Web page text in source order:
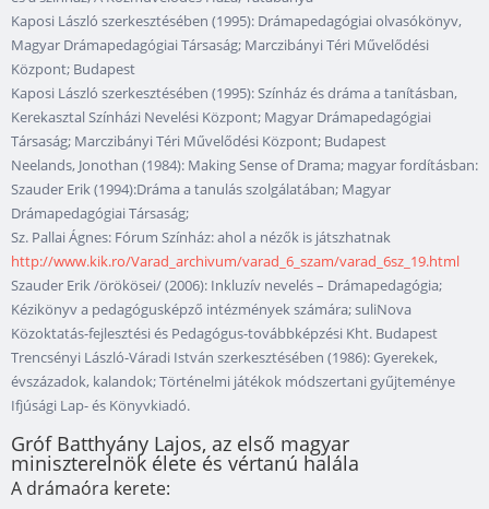
Kaposi László szerkesztésében (1995): Drámapedagógiai olvasókönyv,
Magyar Drámapedagógiai Társaság; Marczibányi Téri Művelődési
Központ; Budapest
Kaposi László szerkesztésében (1995): Színház és dráma a tanításban,
Kerekasztal Színházi Nevelési Központ; Magyar Drámapedagógiai
Társaság; Marczibányi Téri Művelődési Központ; Budapest
Neelands, Jonothan (1984): Making Sense of Drama; magyar fordításban:
Szauder Erik (1994):Dráma a tanulás szolgálatában; Magyar
Drámapedagógiai Társaság;
Sz. Pallai Ágnes: Fórum Színház: ahol a nézők is játszhatnak
http://www.kik.ro/Varad_archivum/varad_6_szam/varad_6sz_19.html
Szauder Erik /örökösei/ (2006): Inkluzív nevelés – Drámapedagógia;
Kézikönyv a pedagógusképző intézmények számára; suliNova
Közoktatás-fejlesztési és Pedagógus-továbbképzési Kht. Budapest
Trencsényi László-Váradi István szerkesztésében (1986): Gyerekek,
évszázadok, kalandok; Történelmi játékok módszertani gyűjteménye
Ifjúsági Lap- és Könyvkiadó.
Gróf Batthyány Lajos, az első magyar
miniszterelnök élete és vértanú halála
A drámaóra kerete: